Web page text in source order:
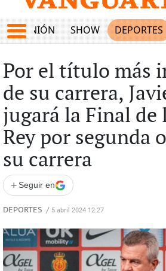
OPINIÓN SHOW DEPORTES
Por el título más
de su carrera,
jugará la Final de
Rey por segunda
su carrera
+ Seguir en
DEPORTES / 5 abril 2024 12:27